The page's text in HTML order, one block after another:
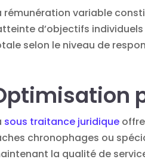
rémunération variable
d’objectifs
selon le niveau de
sous traitance juridique
chronophages ou
la qualité de